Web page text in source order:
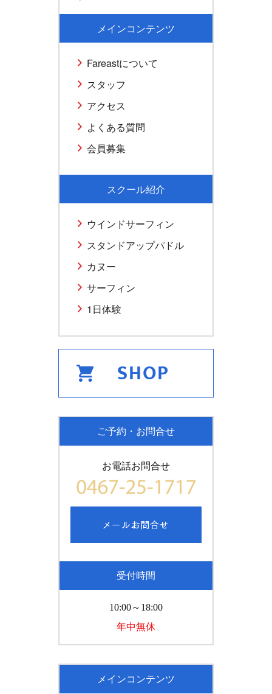
メインコンテンツ
Fareastについて
スタッフ
アクセス
よくある質問
会員募集
スクール紹介
ウインドサーフィン
スタンドアップパドル
カヌー
サーフィン
1日体験
ご予約・お問合せ
お電話お問合せ
受付時間
10:00～18:00
年中無休
メインコンテンツ